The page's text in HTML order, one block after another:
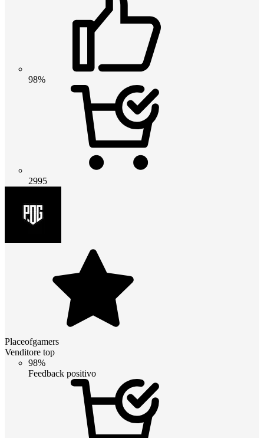
98%
2995
Placeofgamers
Venditore top
98%
Feedback positivo